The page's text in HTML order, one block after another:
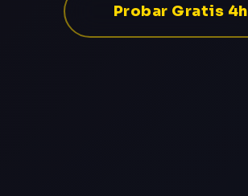
Probar Gratis 4h